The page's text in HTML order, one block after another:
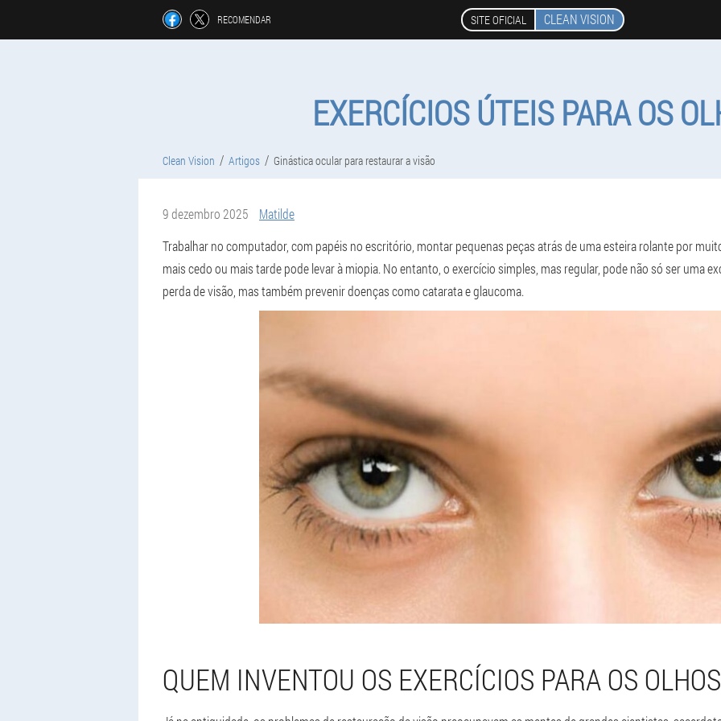
RECOMENDAR SITE OFICIAL CLEAN VISION
EXERCÍCIOS ÚTEIS PARA OS
Clean Vision Artigos Ginástica ocular para restaurar a visão
9 dezembro 2025
Matilde
Trabalhar no computador, com papéis no escritório, montar pequenas peças atrás de uma esteira rolante por
mais cedo ou mais tarde pode levar à miopia. No entanto, o exercício simples, mas regular, pode não só ser uma
perda de visão, mas também prevenir doenças como catarata e glaucoma.
QUEM INVENTOU OS EXERCÍCIOS PARA OS